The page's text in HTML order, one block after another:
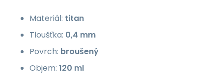
Materiál: titan
Tloušťka: 0,4 mm
Povrch: broušený
Objem: 120 ml